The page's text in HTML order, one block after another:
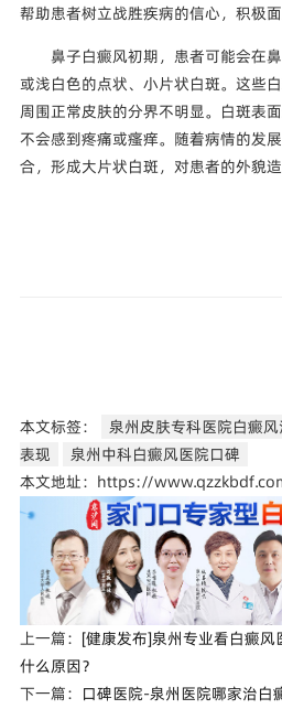
帮助患者树立战胜疾病的信心，积极面
鼻子白癜风初期，患者可能会在
或浅白色的点状、小片状白斑。这些
周围正常皮肤的分界不明显。白斑表
不会感到疼痛或瘙痒。随着病情的发
合，形成大片状白斑，对患者的外貌造
本文标签： 泉州皮肤专科医院白癜风
表现
泉州中科白癜风医院口碑
本文地址：https://
上一篇： [健康发布]泉州专业看白癜
什么原因？
下一篇： 口碑医院-泉州医院哪家治白